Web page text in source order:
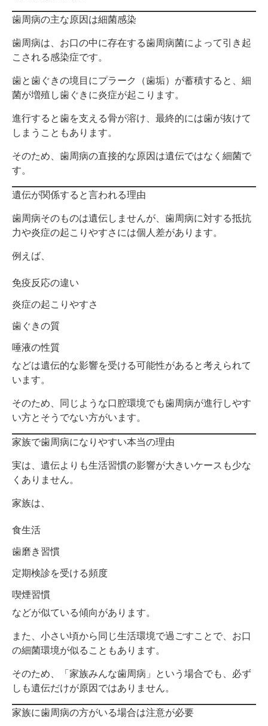
歯周病の主な原因は細菌感染
歯周病は、お口の中に存在する歯周病菌によって引き起
こされる感染症です。
歯と歯ぐきの境目にプラーク（歯垢）が蓄積すると、細
菌が増殖し歯ぐきに炎症が起こります。
進行すると歯を支える骨が溶け、最終的には歯が抜けて
しまうこともあります。
そのため、歯周病の直接的な原因は遺伝ではなく細菌で
す。
遺伝が関係すると言われる理由
歯周病そのものは遺伝しませんが、歯周病に対する抵抗
力や炎症の起こりやすさには個人差があります。
例えば、
免疫反応の違い
炎症の起こりやすさ
歯ぐきの質
唾液の性質
などは遺伝的な影響を受ける可能性があると考えられて
います。
そのため、同じような口腔環境でも歯周病が進行しやす
い方とそうでない方がいます。
家族で歯周病になりやすい本当の理由
実は、遺伝よりも生活習慣の影響が大きいケースも少な
くありません。
家族は、
食生活
歯磨き習慣
定期検診を受ける頻度
喫煙習慣
などが似ている傾向があります。
また、小さい頃から同じ生活環境で過ごすことで、お口
の細菌環境が似ることもあります。
そのため、「家族みんな歯周病」という場合でも、必ず
しも遺伝だけが原因ではありません。
家族に歯周病の方がいる場合は注意が必要